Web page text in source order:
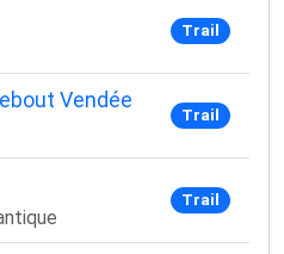
des coureurs
passionnés
passionnés et
Trail
Vendée
Trail
Trail